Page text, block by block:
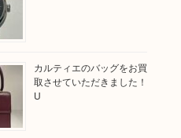
カルティエのバッグをお買
取させていただきました！
U